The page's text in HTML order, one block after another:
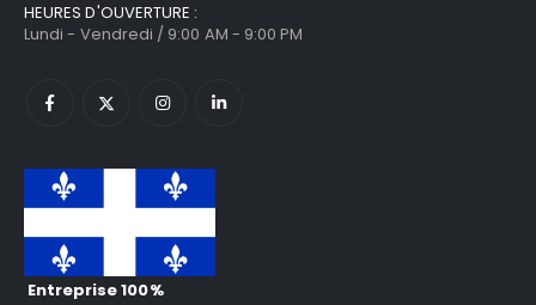
HEURES D'OUVERTURE :
Lundi - Vendredi / 9:00 AM - 9:00 PM
Entreprise 100%